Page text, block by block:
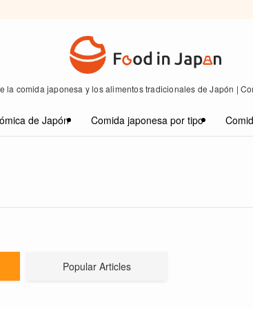
la comida japonesa y los alimentos tradicionales de Japón |
de Japón Comida japonesa por tipo
Popular Articles